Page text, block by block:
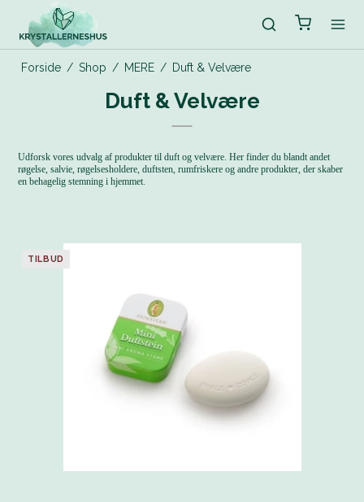
Forside / Shop / MERE / Duft & Velvære
Duft & Velvære
Udforsk vores udvalg af produkter til duft og velvære. Her finder du blandt andet
røgelse, salvie, røgelsesholdere, duftsten, rumfriskere og andre produkter, der skaber
en behagelig stemning i hjemmet.
TILBUD